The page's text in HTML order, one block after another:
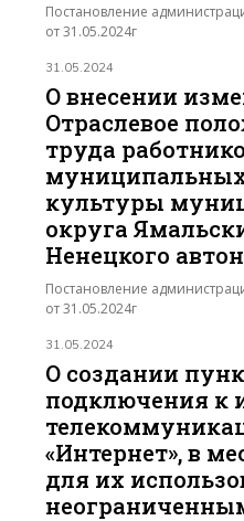
Постановление
от 31.05.2024г
31.05.2024
О внесении
Отраслевое
труда
культуры
округа
Ненецкого
Постановление
от 31.05.2024г
31.05.2024
О создании
подключения к
«Интернет», в
для их